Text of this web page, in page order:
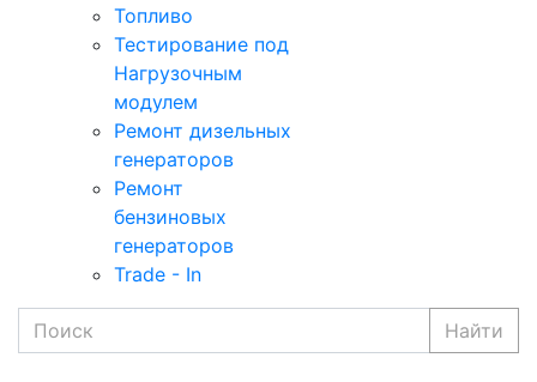
Топливо
Тестирование под
Нагрузочным
модулем
Ремонт дизельных
генераторов
Ремонт
бензиновых
генераторов
Trade - In
Найти